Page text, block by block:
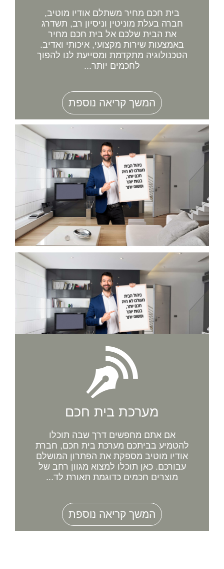
בית חכם מחיר משתלם אודיו מוטיב,
חברה בעלת מוניטין וניסיון רב, תשדרג
את הבית שלכם אל בית חכם מחיר
באמצעות שירות מקצועי, איכותי ואדיב.
הטכנולוגיה מתקדמת ומסייעת לנו להפוך
לחכמים יותר...
המשך קריאה נוספת
מערכת בית חכם
אם אתם מחפשים דרך שבה תוכלו
להטמיע בביתכם מערכת בית חכם, חברת
אודיו מוטיב מספקת את הפתרון המושלם
עבורכם. כאן תוכלו למצוא מגוון רחב של
מוצרים חכמים כדוגמת תאורת לד...
המשך קריאה נוספת